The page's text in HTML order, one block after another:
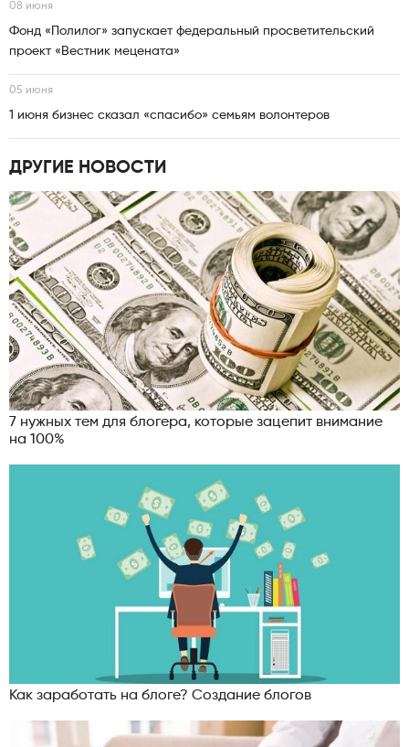
08 июня
Фонд «Полилог» запускает федеральный просветительский
проект «Вестник мецената»
05 июня
1 июня бизнес сказал «спасибо» семьям волонтеров
ДРУГИЕ НОВОСТИ
7 нужных тем для блогера, которые зацепит внимание
на 100%
Как заработать на блоге? Создание блогов